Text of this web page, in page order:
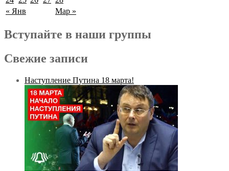
« Янв Мар »
Вступайте в наши группы
Свежие записи
Наступление Путина 18 марта!